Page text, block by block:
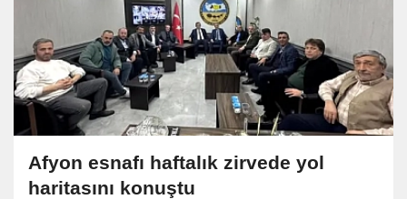
Afyon esnafı haftalık zirvede yol
haritasını konuştu